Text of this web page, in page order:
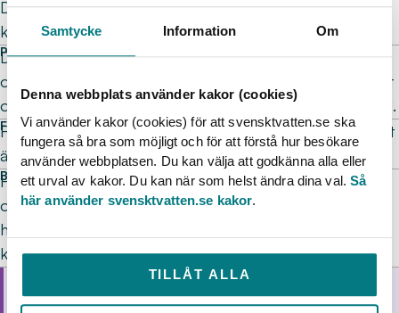
Samtycke Information Om
Denna webbplats använder kakor (cookies)
Vi använder kakor (cookies) för att svensktvatten.se ska
fungera så bra som möjligt och för att förstå hur besökare
använder webbplatsen. Du kan välja att godkänna alla eller
ett urval av kakor. Du kan när som helst ändra dina val.Så
här använder svensktvatten.se kakor.
TILLÅT ALLA
Du får mer information via e-post i god tid innan
kursstart.
PÅ PLATS ELLER ONLINE?
Du kan välja att gå denna utbildning på plats eller
online. Du hittar mer info om tider och annat praktiskt
om respektive tillfälle i nästa steg. Klicka på BOKA NU.
FÖRDJUPA DINA KUNSKAPER
För dig som vill fördjupa dina kunskaper inom området
är
Avloppsteknik diplomkursett naturligt nästa steg.
BOKNINGSVILLKOR
Här hittar du vårabokningsvillkor för utbildningar. Vi har
ofta väntelista till våra kurser, så vi uppskattar när du
hör av dig i god tid om du inte har möjlighet att gå. Då
kan vi ge din plats till någon som väntar.
UTBILDNINGSTILLFÄLLEN
Avloppsteknik introduktion